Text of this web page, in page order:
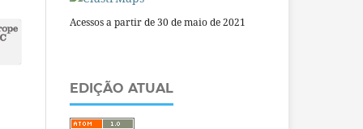
Acessos a partir de 30 de maio de 2021
EDIÇÃO ATUAL